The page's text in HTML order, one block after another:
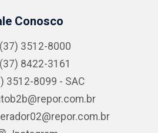
Conosco
(37) 3512-8000
(37) 8422-3161
3512-8099 - SAC